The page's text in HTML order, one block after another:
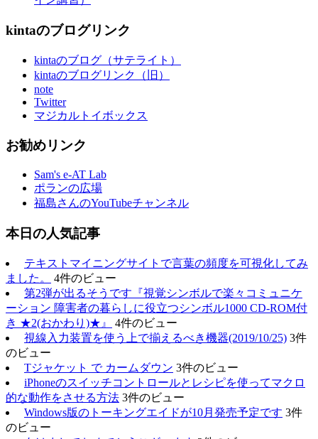
kintaのブログリンク
kintaのブログ（サテライト）
kintaのブログリンク（旧）
note
Twitter
マジカルトイボックス
お勧めリンク
Sam's e-AT Lab
ポランの広場
福島さんのYouTubeチャンネル
本日の人気記事
テキストマイニングサイトで言葉の頻度を可視化してみ
ました。
4件のビュー
第2弾が出るそうです『視覚シンボルで楽々コミュニケ
ーション 障害者の暮らしに役立つシンボル1000 CD-ROM付
き ★2(おかわり)★』
4件のビュー
視線入力装置を使う上で揃えるべき機器(2019/10/25) 3件
のビュー
Tジャケット で カームダウン 3件のビュー
iPhoneのスイッチコントロールとレシピを使ってマクロ
的な動作をさせる方法 3件のビュー
Windows版のトーキングエイドが10月発売予定です 3件
のビュー